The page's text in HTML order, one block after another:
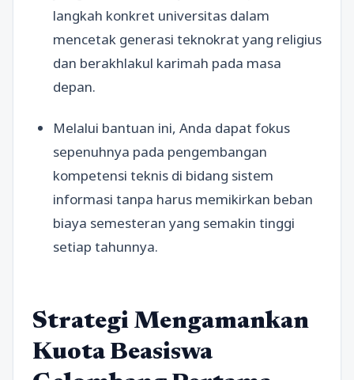
langkah konkret universitas dalam
mencetak generasi teknokrat yang religius
dan berakhlakul karimah pada masa
depan.
Melalui bantuan ini, Anda dapat fokus
sepenuhnya pada pengembangan
kompetensi teknis di bidang sistem
informasi tanpa harus memikirkan beban
biaya semesteran yang semakin tinggi
setiap tahunnya.
Strategi Mengamankan
Kuota Beasiswa